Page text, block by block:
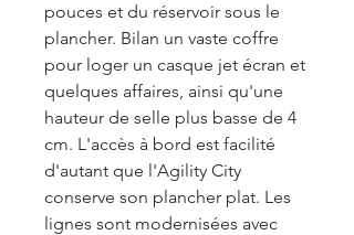
pouces et du réservoir sous le
plancher. Bilan un vaste coffre
pour loger un casque jet écran et
quelques affaires, ainsi qu'une
hauteur de selle plus basse de 4
cm. L'accès à bord est facilité
d'autant que l'Agility City
conserve son plancher plat. Les
lignes sont modernisées avec